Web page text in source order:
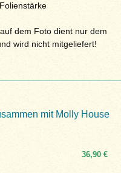
dem Foto dient nur dem
wird nicht mitgeliefert!
mit Molly House
36,90 €